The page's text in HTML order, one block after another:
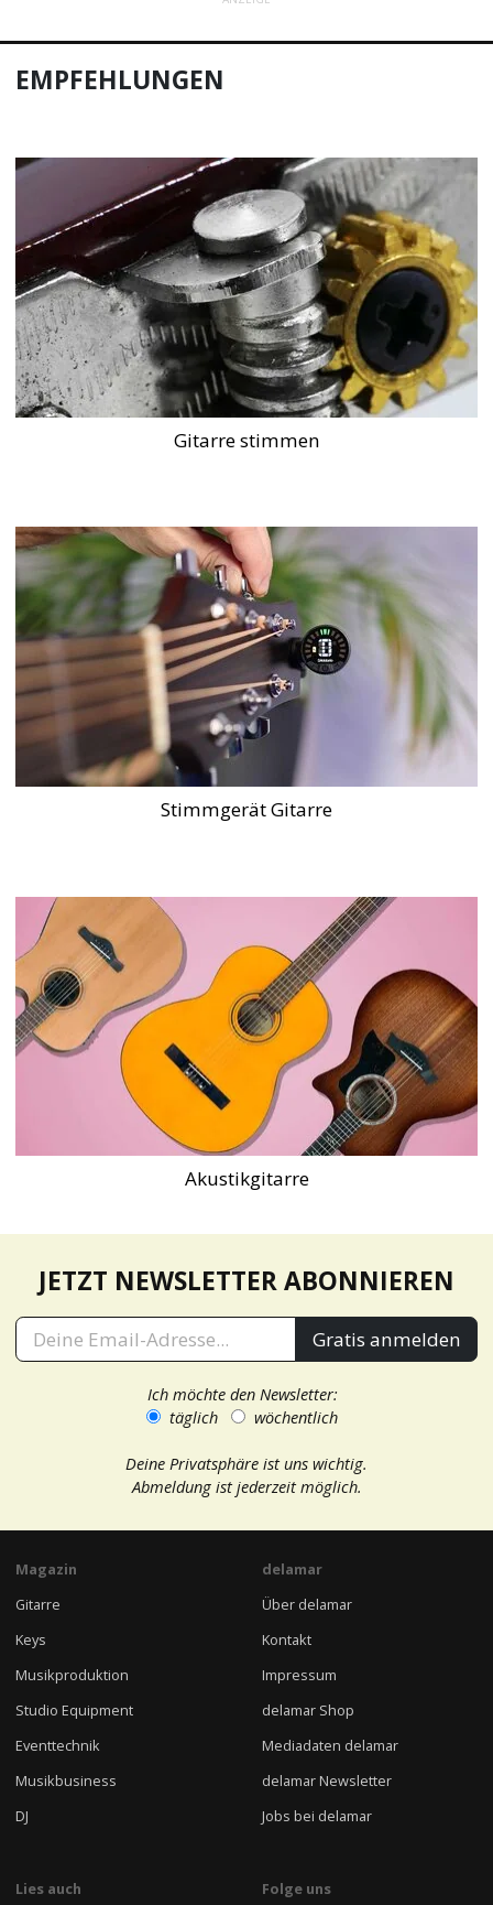
EMPFEHLUNGEN
Gitarre stimmen
Stimmgerät Gitarre
Akustikgitarre
JETZT NEWSLETTER ABONNIEREN
Gratis anmelden
Ich möchte den Newsletter:
täglich
wöchentlich
Deine Privatsphäre ist uns wichtig.
Abmeldung ist jederzeit möglich.
Magazin
Gitarre
Keys
Musikproduktion
Studio Equipment
Eventtechnik
Musikbusiness
DJ
delamar
Über delamar
Kontakt
Impressum
delamar Shop
Mediadaten delamar
delamar Newsletter
Jobs bei delamar
Lies auch Folge uns